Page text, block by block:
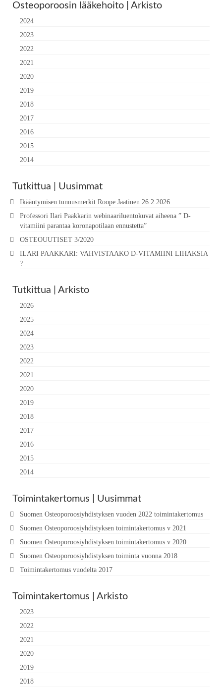
Osteoporoosin lääkehoito | Arkisto
2024
2023
2022
2021
2020
2019
2018
2017
2016
2015
2014
Tutkittua | Uusimmat
Ikääntymisen tunnusmerkit Roope Jaatinen 26.2.2026
Professori Ilari Paakkarin webinaariluentokuvat aiheena ” D-
vitamiini parantaa koronapotilaan ennustetta”
OSTEOUUTISET 3/2020
ILARI PAAKKARI: VAHVISTAAKO D-VITAMIINI LIHAKSIA
?
Tutkittua | Arkisto
2026
2025
2024
2023
2022
2021
2020
2019
2018
2017
2016
2015
2014
Toimintakertomus | Uusimmat
Suomen Osteoporoosiyhdistyksen vuoden 2022 toimintakertomus
Suomen Osteoporoosiyhdistyksen toimintakertomus v 2021
Suomen Osteoporoosiyhdistyksen toimintakertomus v 2020
Suomen Osteoporoosiyhdistyksen toiminta vuonna 2018
Toimintakertomus vuodelta 2017
Toimintakertomus | Arkisto
2023
2022
2021
2020
2019
2018